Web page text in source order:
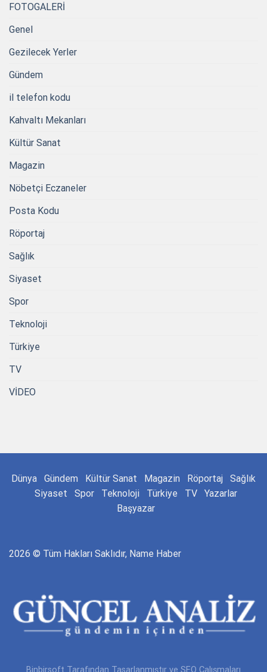
FOTOGALERİ
Genel
Gezilecek Yerler
Gündem
il telefon kodu
Kahvaltı Mekanları
Kültür Sanat
Magazin
Nöbetçi Eczaneler
Posta Kodu
Röportaj
Sağlık
Siyaset
Spor
Teknoloji
Türkiye
TV
VİDEO
Dünya Gündem Kültür Sanat Magazin Röportaj
Sağlık
Siyaset
Spor Teknoloji Türkiye TV
Yazarlar
Başyazar
2026 © Tüm Hakları Saklıdır, Name Haber
Binbirsoft Tarafından Tasarlanmıştır ve SEO Çalışmaları